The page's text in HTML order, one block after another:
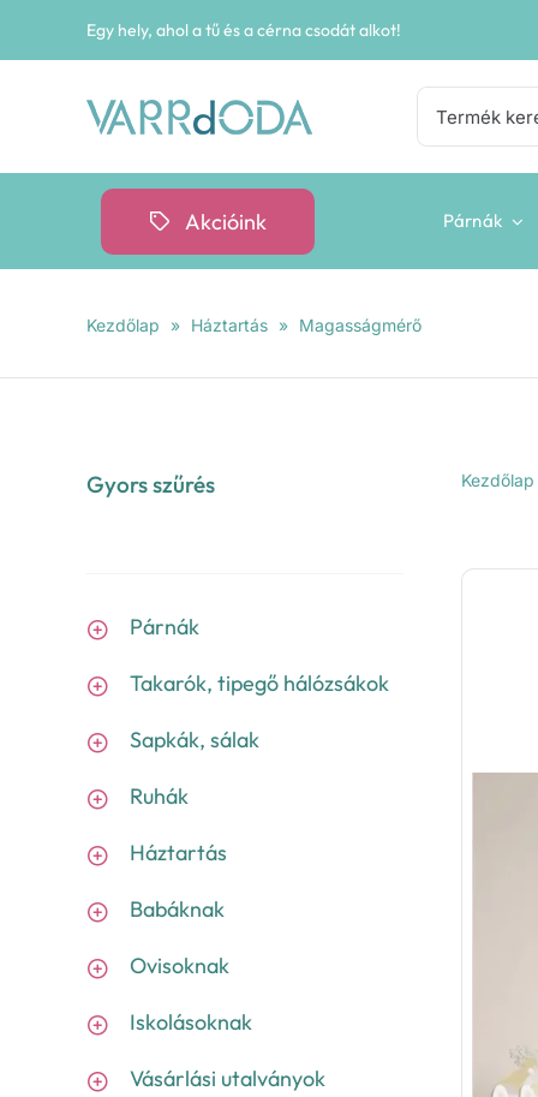
Egy hely, ahol a tű és a cérna csodát alkot!
Keresés...
Akcióink Párnák
Kezdőlap » Háztartás » Magasságmérő
Gyors szűrés
Párnák
Takarók, tipegő hálózsákok
Sapkák, sálak
Ruhák
Háztartás
Babáknak
Ovisoknak
Iskolásoknak
Vásárlási utalványok
Kezdőlap